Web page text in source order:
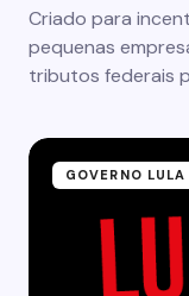
Criado para
pequenas
tributos federais
GOVERNO LULA